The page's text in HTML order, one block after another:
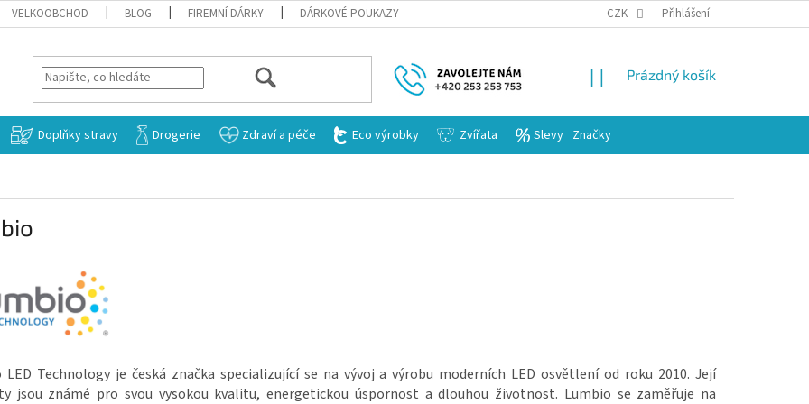
VELKOOBCHOD BLOG FIREMNÍ DÁRKY DÁRKOVÉ POUKAZY CZK Přihlášení
HLEDAT
NÁKUPNÍ
Prázdný košík
Doplňky stravy Drogerie Zdraví a péče Eco výrobky Zvířata Slevy Značky
LED Technology je česká značka specializující se na vývoj a výrobu moderních LED osvětlení od roku 2010. Její
jsou známé pro svou vysokou kvalitu, energetickou úspornost a dlouhou životnost. Lumbio se zaměřuje na